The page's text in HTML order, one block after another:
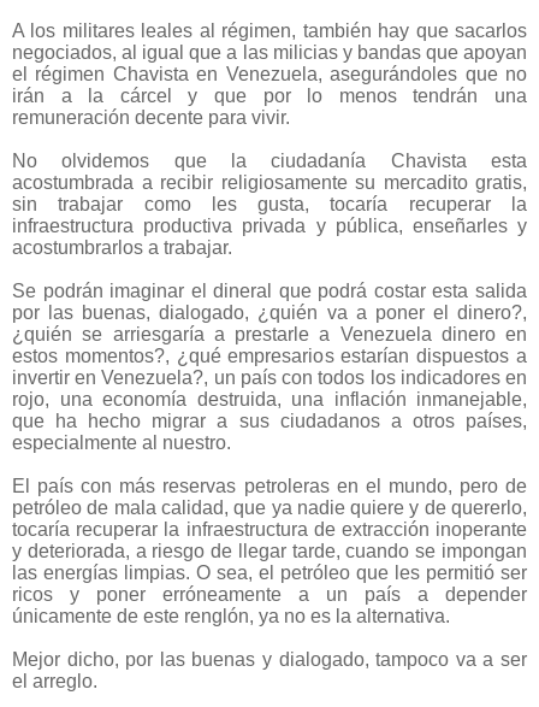
A los militares leales al régimen, también hay que sacarlos
negociados, al igual que a las milicias y bandas que apoyan
el régimen Chavista en Venezuela, asegurándoles que no
irán a la cárcel y que por lo menos tendrán una
remuneración decente para vivir.
No olvidemos que la ciudadanía Chavista esta
acostumbrada a recibir religiosamente su mercadito gratis,
sin trabajar como les gusta, tocaría recuperar la
infraestructura productiva privada y pública, enseñarles y
acostumbrarlos a trabajar.
Se podrán imaginar el dineral que podrá costar esta salida
por las buenas, dialogado, ¿quién va a poner el dinero?,
¿quién se arriesgaría a prestarle a Venezuela dinero en
estos momentos?, ¿qué empresarios estarían dispuestos a
invertir en Venezuela?, un país con todos los indicadores en
rojo, una economía destruida, una inflación inmanejable,
que ha hecho migrar a sus ciudadanos a otros países,
especialmente al nuestro.
El país con más reservas petroleras en el mundo, pero de
petróleo de mala calidad, que ya nadie quiere y de quererlo,
tocaría recuperar la infraestructura de extracción inoperante
y deteriorada, a riesgo de llegar tarde, cuando se impongan
las energías limpias. O sea, el petróleo que les permitió ser
ricos y poner erróneamente a un país a depender
únicamente de este renglón, ya no es la alternativa.
Mejor dicho, por las buenas y dialogado, tampoco va a ser
el arreglo.